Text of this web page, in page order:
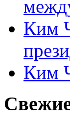
Ким
Ким